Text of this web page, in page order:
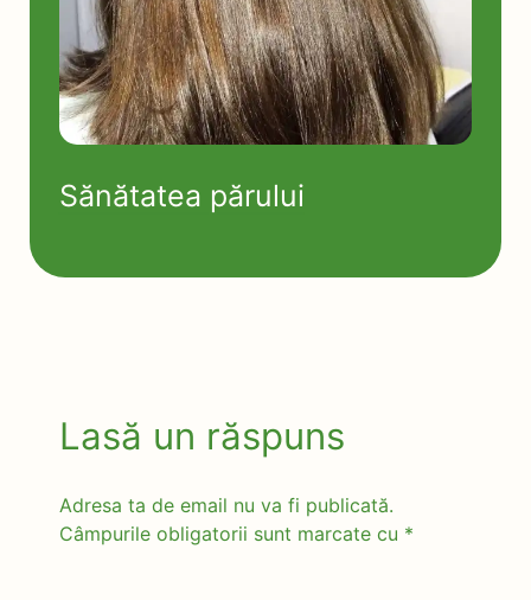
Sănătatea părului
Lasă un răspuns
Adresa ta de email nu va fi publicată.
Câmpurile obligatorii sunt marcate cu *